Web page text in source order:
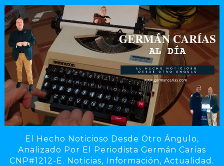
El Hecho Noticioso Desde Otro Ángulo,
Analizado Por El Periodista Germán Carías
CNP#1212-E. Noticias, Información, Actualidad.